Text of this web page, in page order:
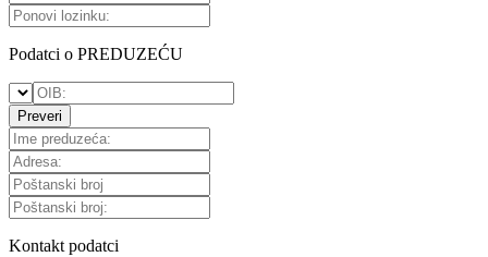
Podatci o PREDUZEĆU
Preveri
Kontakt podatci